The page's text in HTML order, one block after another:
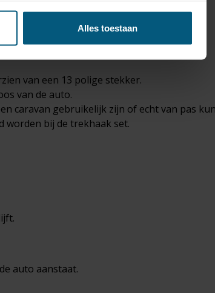
Alles toestaan
van een 13 polige stekker.
van de auto.
caravan gebruikelijk zijn of echt van pas
worden bij de trekhaak set.
auto aanstaat.